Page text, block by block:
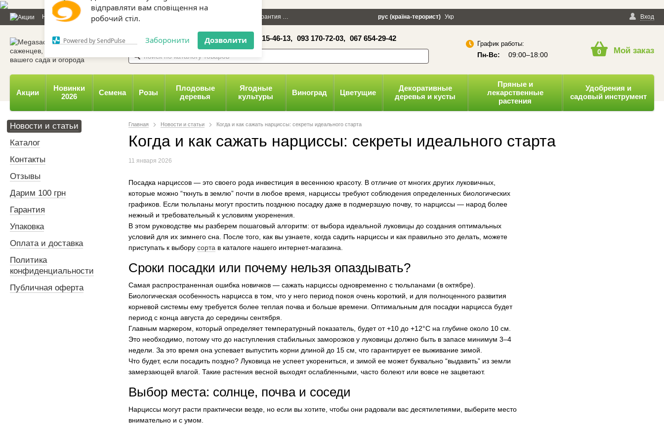
Дозвольте сайту megasad.net
відправляти вам сповіщення на
Powered by SendPulse Заборонити Дозволити
Новости и статьи Каталог Контакты Гарантия Оплата и доставка Политика конфиденциальности Вход
рус (країна-терорист) Укр
0 800 332-015, 067 654-16-41, 050 515-46-13, 093 170-72-03, 067 654-29-42
График работы:
Пн-Вс: 09:00–18:00 0 Мой заказ
Акции
Новинки
2026
Семена Розы
Плодовые
деревья
Ягодные
культуры
Виноград Цветущие
Декоративные
деревья и кусты
Пряные и
лекарственные
растения
Удобрения и
садовый инструмент
Главная Новости и статьи Когда и как сажать нарциссы: секреты идеального старта
Когда и как сажать нарциссы: секреты идеального старта
11 января 2026
Посадка нарциссов — это своего рода инвестиция в весеннюю красоту. В отличие от многих других луковичных,
которые можно “ткнуть в землю” почти в любое время, нарциссы требуют соблюдения определенных биологических
графиков. Если тюльпаны могут простить позднюю посадку даже в подмерзшую почву, то нарциссы — народ более
нежный и требовательный к условиям укоренения.
В этом руководстве мы разберем пошаговый алгоритм: от выбора идеальной луковицы до создания оптимальных
условий для их зимнего сна. После того, как вы узнаете, когда садить нарциссы и как правильно это делать, можете
приступать к выбору сорта в каталоге нашего интернет-магазина.
Сроки посадки или почему нельзя опаздывать?
Самая распространенная ошибка новичков — сажать нарциссы одновременно с тюльпанами (в октябре).
Биологическая особенность нарцисса в том, что у него период покоя очень короткий, и для полноценного развития
корневой системы ему требуется более теплая почва и больше времени. Оптимальным для посадки нарцисса будет
период с конца августа до середины сентября.
Главным маркером, который определяет температурный показатель, будет от +10 до +12°C на глубине около 10 см.
Это необходимо, потому что до наступления стабильных заморозков у луковицы должно быть в запасе минимум 3–4
недели. За это время она успевает выпустить корни длиной до 15 см, что гарантирует ее выживание зимой.
Что будет, если посадить поздно? Луковица не успеет укорениться, и зимой ее может буквально “выдавить” из земли
замерзающей влагой. Такие растения весной выходят ослабленными, часто болеют или вовсе не зацветают.
Выбор места: солнце, почва и соседи
Нарциссы могут расти практически везде, но если вы хотите, чтобы они радовали вас десятилетиями, выберите место
внимательно и с умом.
Новости и статьи
Каталог
Контакты
Отзывы
Дарим 100 грн
Гарантия
Упаковка
Оплата и доставка
Политика
конфиденциальности
Публичная оферта